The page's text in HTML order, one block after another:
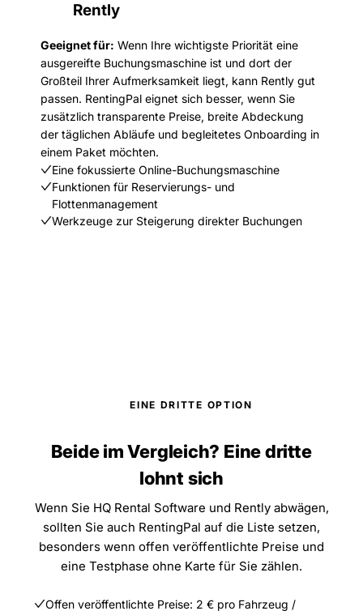
Rently
Geeignet für: Wenn Ihre wichtigste Priorität eine
ausgereifte Buchungsmaschine ist und dort der
Großteil Ihrer Aufmerksamkeit liegt, kann Rently gut
passen. RentingPal eignet sich besser, wenn Sie
zusätzlich transparente Preise, breite Abdeckung
der täglichen Abläufe und begleitetes Onboarding in
einem Paket möchten.
Eine fokussierte Online-Buchungsmaschine
Funktionen für Reservierungs- und
Flottenmanagement
Werkzeuge zur Steigerung direkter Buchungen
EINE DRITTE OPTION
Beide im Vergleich? Eine dritte
lohnt sich
Wenn Sie HQ Rental Software und Rently abwägen,
sollten Sie auch RentingPal auf die Liste setzen,
besonders wenn offen veröffentlichte Preise und
eine Testphase ohne Karte für Sie zählen.
Offen veröffentlichte Preise: 2 € pro Fahrzeug /